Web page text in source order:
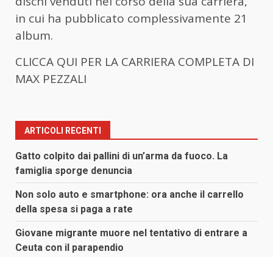
in cui ha pubblicato complessivamente 21
album.
CLICCA QUI PER LA CARRIERA COMPLETA DI
MAX PEZZALI
ARTICOLI RECENTI
Gatto colpito dai pallini di un’arma da fuoco. La
famiglia sporge denuncia
Non solo auto e smartphone: ora anche il carrello
della spesa si paga a rate
Giovane migrante muore nel tentativo di entrare a
Ceuta con il parapendio